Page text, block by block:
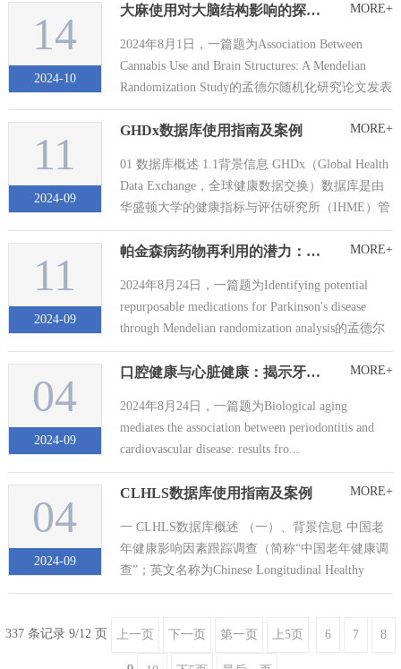
混杂变量对遗传变异与结果之间的联系没有影
转录组相结合，构建了PPI...
14
2024-10
大麻使用对大脑结构影响的探索：证据不足还是另有隐情？ MORE+
2024年8月1日，一篇题为Association Between
Cannabis Use and Brain Structures: A Mendelian
Randomization Study的孟德尔随机化研究论文发表
于《Cureus.》，作者为中国学者。 这项研究采用
双...
11
2024-09
GHDx数据库使用指南及案例 MORE+
01 数据库概述 1.1背景信息 GHDx（Global Health
Data Exchange，全球健康数据交换）数据库是由
华盛顿大学的健康指标与评估研究所（IHME）管
理的一个综合性在线资源库。它作为一个全球健
康数据的目录，...
11
2024-09
帕金森病药物再利用的潜力：孟德尔随机化分析的发现 MORE+
2024年8月24日，一篇题为Identifying potential
repurposable medications for Parkinson's disease
through Mendelian randomization analysis的孟德尔
随机化研究论文发表于《Sci Rep》，作者为中
国...
04
2024-09
口腔健康与心脏健康：揭示牙周炎、生物衰老与心血管疾病的隐秘联系 MORE+
2024年8月24日，一篇题为Biological aging
mediates the association between periodontitis and
cardiovascular disease: results fro...
04
2024-09
CLHLS数据库使用指南及案例 MORE+
一 CLHLS数据库概述 （一）、背景信息 中国老
年健康影响因素跟踪调查（简称“中国老年健康调
查”；英文名称为Chinese Longitudinal Healthy
Longevity Survey，CLHLS）是由北京...
337 条记录 9/12 页 上一页 下一页 第一页 上5页 6 7 8